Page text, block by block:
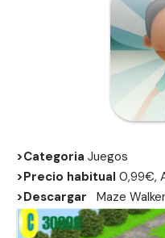
>Categoria Juegos
>Precio habitual 0,99€,
>Descargar
Maze